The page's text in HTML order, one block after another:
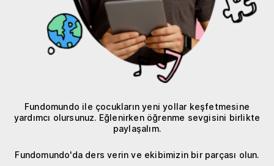
Fundomundo ile çocukların yeni yollar keşfetmesine
yardımcı olursunuz. Eğlenirken öğrenme sevgisini birlikte
paylaşalım.
Fundomundo'da ders verin ve ekibimizin bir parçası olun.